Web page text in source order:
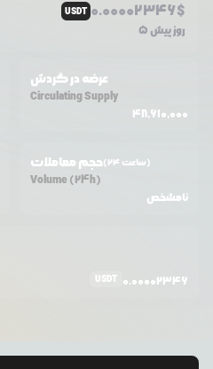
USDT 0.00002346$
5 روز پیش
عرضه در گردش
Circulating Supply
48,610,000
حجم معاملات (24 ساعت)
Volume (24h)
نامشخص
USDT 0.00002346